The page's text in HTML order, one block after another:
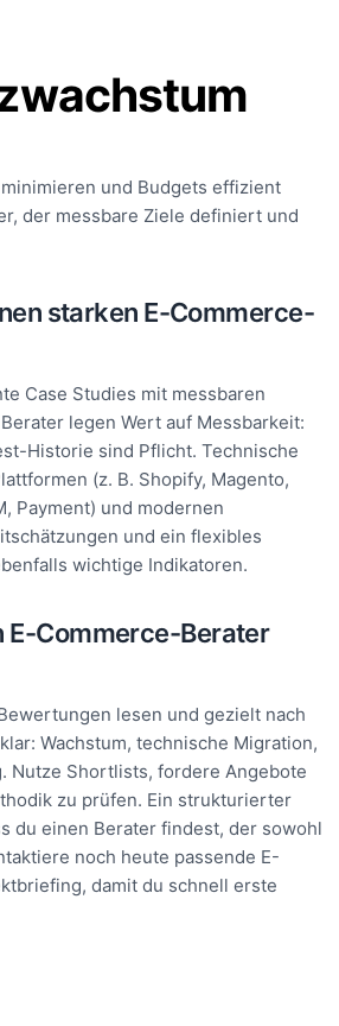
und Budgets effizient
der messbare Ziele definiert und
starken E-Commerce-
Case Studies mit messbaren
legen Wert auf Messbarkeit:
Historie sind Pflicht. Technische
(z. B. Shopify, Magento,
Payment) und modernen
und ein flexibles
wichtige Indikatoren.
E-Commerce-Berater
lesen und gezielt nach
Wachstum, technische Migration,
Nutze Shortlists, fordere Angebote
zu prüfen. Ein strukturierter
du einen Berater findest, der sowohl
noch heute passende E-
damit du schnell erste